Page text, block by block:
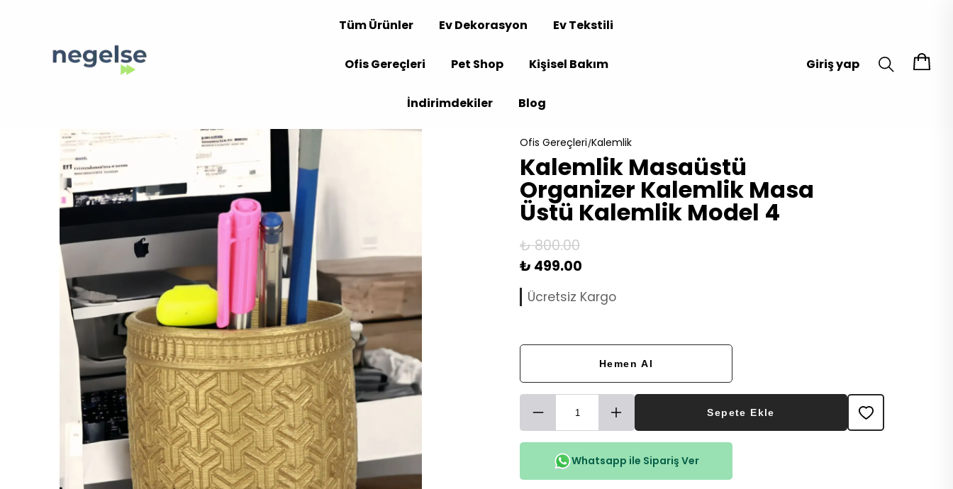
Tüm Ürünler Ev Dekorasyon Ev Tekstili
Ofis Gereçleri Pet Shop Kişisel Bakım
İndirimdekiler Blog
Giriş yap
Ofis Gereçleri Kalemlik
Kalemlik Masaüstü
Organizer Kalemlik Masa
Üstü Kalemlik Model 4
₺ 800.00
₺ 499.00
Ücretsiz Kargo
Hemen Al
Sepete Ekle
Whatsapp ile Sipariş Ver